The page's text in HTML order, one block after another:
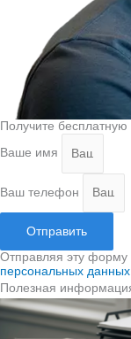
Получите бесплатную
Ваше имя
Ваш телефон
Отправить
Отправляя эту форму
персональных данных
Полезная